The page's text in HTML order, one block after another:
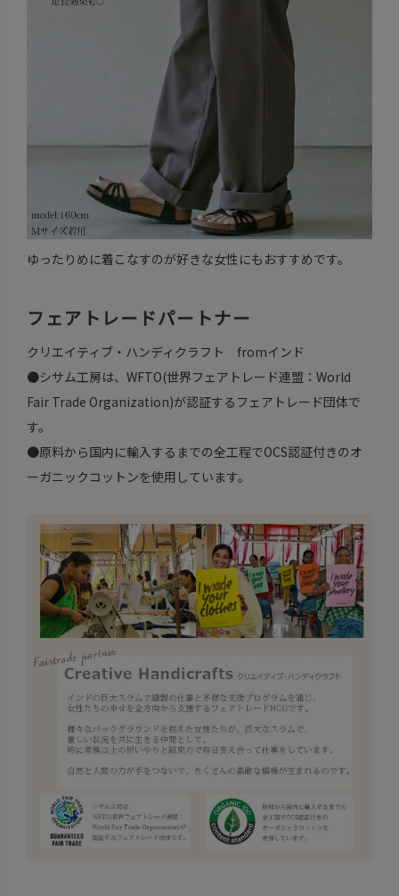
ゆったりめに着こなすのが好きな女性にもおすすめです。
フェアトレードパートナー
クリエイティブ・ハンディクラフト fromインド
●シサム工房は、WFTO(世界フェアトレード連盟：World
Fair Trade Organization)が認証するフェアトレード団体で
す。
●原料から国内に輸入するまでの全工程でOCS認証付きのオ
ーガニックコットンを使用しています。